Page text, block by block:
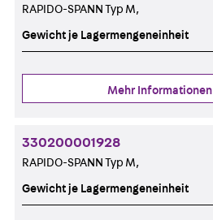
RAPIDO-SPANN Typ M,
Gewicht je Lagermengeneinheit
Mehr Informationen
330200001928
RAPIDO-SPANN Typ M,
Gewicht je Lagermengeneinheit